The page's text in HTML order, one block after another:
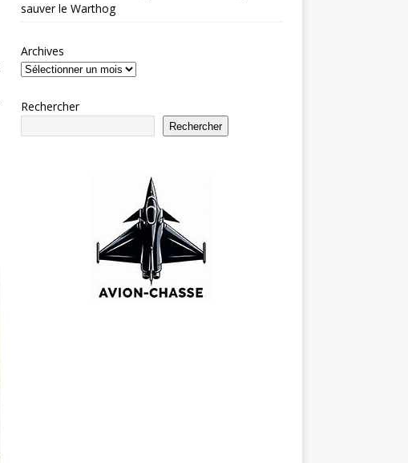
sauver le Warthog
Archives
Rechercher
Rechercher